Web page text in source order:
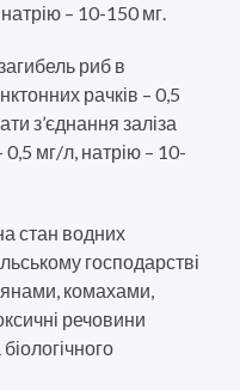
натрію – 10-150 мг.
риб в
рачків – 0,5
з’єднання заліза
0,5 мг/л, натрію – 10-
стан водних
господарстві
комахами,
речовини